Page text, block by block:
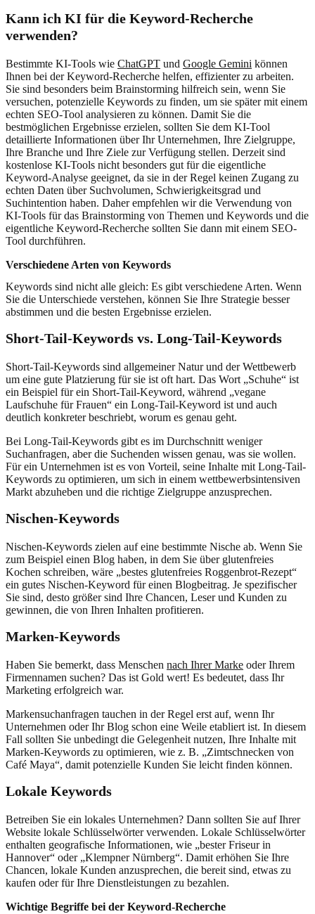
Kann ich KI für die Keyword-Recherche
verwenden?
Bestimmte KI-Tools wie ChatGPT und Google Gemini können
Ihnen bei der Keyword-Recherche helfen, effizienter zu arbeiten.
Sie sind besonders beim Brainstorming hilfreich sein, wenn Sie
versuchen, potenzielle Keywords zu finden, um sie später mit einem
echten SEO-Tool analysieren zu können. Damit Sie die
bestmöglichen Ergebnisse erzielen, sollten Sie dem KI-Tool
detaillierte Informationen über Ihr Unternehmen, Ihre Zielgruppe,
Ihre Branche und Ihre Ziele zur Verfügung stellen. Derzeit sind
kostenlose KI-Tools nicht besonders gut für die eigentliche
Keyword-Analyse geeignet, da sie in der Regel keinen Zugang zu
echten Daten über Suchvolumen, Schwierigkeitsgrad und
Suchintention haben. Daher empfehlen wir die Verwendung von
KI-Tools für das Brainstorming von Themen und Keywords und die
eigentliche Keyword-Recherche sollten Sie dann mit einem SEO-
Tool durchführen.
Verschiedene Arten von Keywords
Keywords sind nicht alle gleich: Es gibt verschiedene Arten. Wenn
Sie die Unterschiede verstehen, können Sie Ihre Strategie besser
abstimmen und die besten Ergebnisse erzielen.
Short-Tail-Keywords vs. Long-Tail-Keywords
Short-Tail-Keywords sind allgemeiner Natur und der Wettbewerb
um eine gute Platzierung für sie ist oft hart. Das Wort „Schuhe“ ist
ein Beispiel für ein Short-Tail-Keyword, während „vegane
Laufschuhe für Frauen“ ein Long-Tail-Keyword ist und auch
deutlich konkreter beschriebt, worum es genau geht.
Bei Long-Tail-Keywords gibt es im Durchschnitt weniger
Suchanfragen, aber die Suchenden wissen genau, was sie wollen.
Für ein Unternehmen ist es von Vorteil, seine Inhalte mit Long-Tail-
Keywords zu optimieren, um sich in einem wettbewerbsintensiven
Markt abzuheben und die richtige Zielgruppe anzusprechen.
Nischen-Keywords
Nischen-Keywords zielen auf eine bestimmte Nische ab. Wenn Sie
zum Beispiel einen Blog haben, in dem Sie über glutenfreies
Kochen schreiben, wäre „bestes glutenfreies Roggenbrot-Rezept“
ein gutes Nischen-Keyword für einen Blogbeitrag. Je spezifischer
Sie sind, desto größer sind Ihre Chancen, Leser und Kunden zu
gewinnen, die von Ihren Inhalten profitieren.
Marken-Keywords
Haben Sie bemerkt, dass Menschen nach Ihrer Marke oder Ihrem
Firmennamen suchen? Das ist Gold wert! Es bedeutet, dass Ihr
Marketing erfolgreich war.
Markensuchanfragen tauchen in der Regel erst auf, wenn Ihr
Unternehmen oder Ihr Blog schon eine Weile etabliert ist. In diesem
Fall sollten Sie unbedingt die Gelegenheit nutzen, Ihre Inhalte mit
Marken-Keywords zu optimieren, wie z. B. „Zimtschnecken von
Café Maya“, damit potenzielle Kunden Sie leicht finden können.
Lokale Keywords
Betreiben Sie ein lokales Unternehmen? Dann sollten Sie auf Ihrer
Website lokale Schlüsselwörter verwenden. Lokale Schlüsselwörter
enthalten geografische Informationen, wie „bester Friseur in
Hannover“ oder „Klempner Nürnberg“. Damit erhöhen Sie Ihre
Chancen, lokale Kunden anzusprechen, die bereit sind, etwas zu
kaufen oder für Ihre Dienstleistungen zu bezahlen.
Wichtige Begriffe bei der Keyword-Recherche